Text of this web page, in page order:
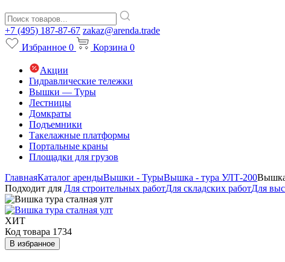
+7 (495) 187-87-67 zakaz@arenda.trade
Избранное 0 Корзина 0
Акции
Гидравлические тележки
Вышки — Туры
Лестницы
Домкраты
Подъемники
Такелажные платформы
Портальные краны
Площадки для грузов
ГлавнаяКаталог арендыВышки - ТурыВышка - тура УЛТ-200
Подходит для Для строительных работДля складских работДля
ХИТ
Код товара 1734
В избранное